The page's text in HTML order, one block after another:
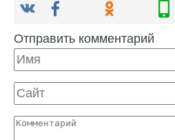
Отправить комментарий
Имя
Сайт
Комментарий